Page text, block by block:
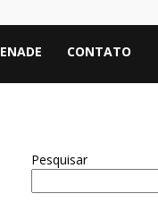
ENADE CONTATO
Pesquisar